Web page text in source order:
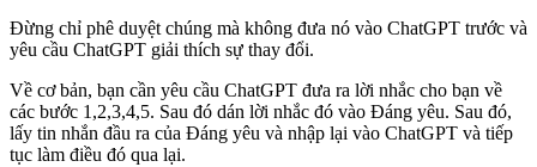
Đừng chỉ phê duyệt chúng mà không đưa nó vào ChatGPT trước và
yêu cầu ChatGPT giải thích sự thay đổi.
Về cơ bản, bạn cần yêu cầu ChatGPT đưa ra lời nhắc cho bạn về
các bước 1,2,3,4,5. Sau đó dán lời nhắc đó vào Đáng yêu. Sau đó,
lấy tin nhắn đầu ra của Đáng yêu và nhập lại vào ChatGPT và tiếp
tục làm điều đó qua lại.